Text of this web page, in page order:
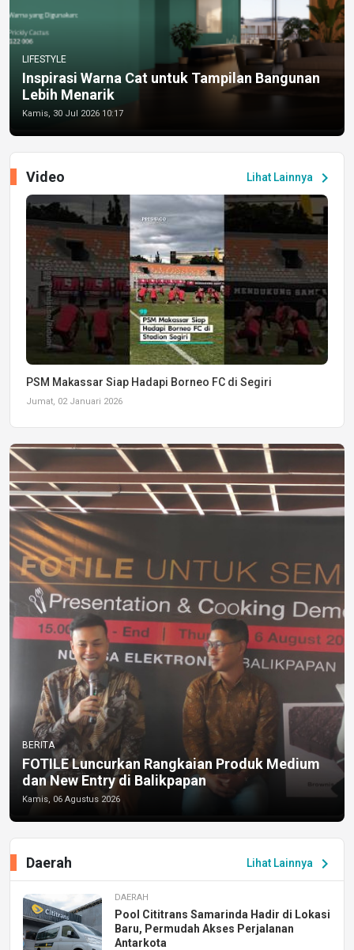
LIFESTYLE
Inspirasi Warna Cat untuk Tampilan Bangunan
Lebih Menarik
Kamis, 30 Jul 2026 10:17
Lihat Lainnya chevron_right
Video
PSM Makassar Siap Hadapi Borneo FC di Segiri
Jumat, 02 Januari 2026
BERITA
FOTILE Luncurkan Rangkaian Produk Medium
dan New Entry di Balikpapan
Kamis, 06 Agustus 2026
Lihat Lainnya chevron_right
Daerah
DAERAH
Pool Cititrans Samarinda Hadir di Lokasi
Baru, Permudah Akses Perjalanan
Antarkota